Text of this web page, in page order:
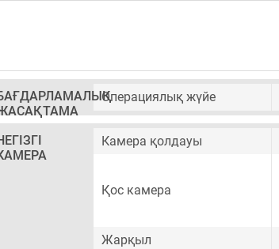
Операциялық жүйе
Камера қолдауы
Қос камера
Жарқыл